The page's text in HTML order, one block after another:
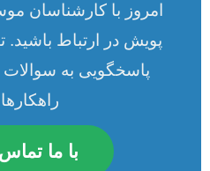
امروز با کارشناسان
پویش در ارتباط
پاسخگویی به سوالات
با ما